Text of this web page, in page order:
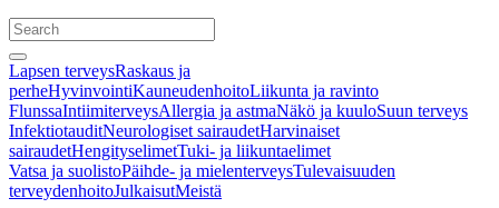
Lapsen terveysRaskaus ja
perheHyvinvointiKauneudenhoitoLiikunta ja ravinto
FlunssaIntiimiterveysAllergia ja astmaNäkö ja kuuloSuun terveys
InfektiotauditNeurologiset sairaudetHarvinaiset
sairaudetHengityselimetTuki- ja liikuntaelimet
Vatsa ja suolistoPäihde- ja mielenterveysTulevaisuuden
terveydenhoitoJulkaisutMeistä